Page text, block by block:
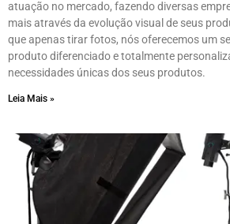
atuação no mercado, fazendo diversas
mais através da evolução visual de seus
que apenas tirar fotos, nós oferecemos um
produto diferenciado e totalmente
necessidades únicas dos seus produtos.
Leia Mais »